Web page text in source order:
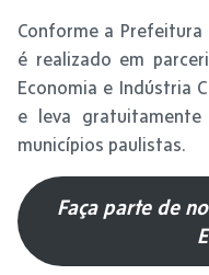
Conforme a Prefeitura
é realizado em
Economia e Indústria
e leva gratuitamente
municípios paulistas.
Faça parte de